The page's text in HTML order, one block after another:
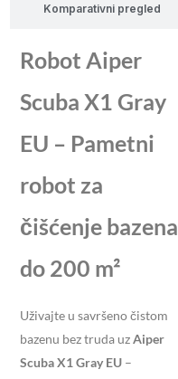
Komparativni pregled
Robot Aiper
Scuba X1 Gray
EU – Pametni
robot za
čišćenje bazena
do 200 m²
Uživajte u savršeno čistom
bazenu bez truda uzAiper
Scuba X1 Gray EU –